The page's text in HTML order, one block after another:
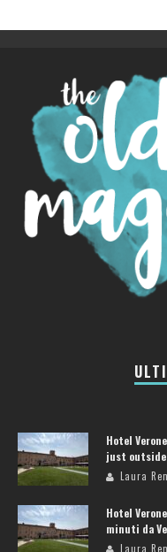
Hotel
just outside
Laura
Hotel
minuti da
Laura